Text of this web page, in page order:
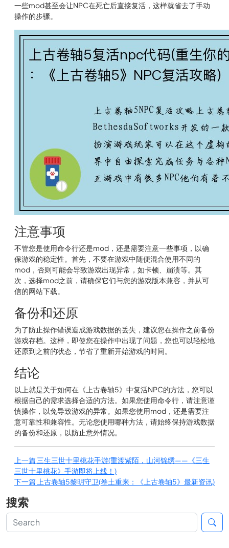
一些mod甚至会让NPC在死亡后直接复活，这样就省去了手动
操作的步骤。
注意事项
不管您是使用命令行还是mod，还是需要注意一些事项，以确
保游戏的稳定性。首先，不要在游戏中随便混合使用不同的
mod，否则可能会导致游戏出现异常，如卡顿、崩溃等。其
次，选择mod之前，请确保它们与您的游戏版本兼容，并从可
信的网站下载。
备份和还原
为了防止操作错误造成游戏数据的丢失，建议您在操作之前备份
游戏存档。这样，即使您在操作中出现了问题，您也可以轻松地
还原到之前的状态，节省了重新开始游戏的时间。
结论
以上就是关于如何在《上古卷轴5》中复活NPC的方法，您可以
根据自己的需求选择合适的方法。如果您使用命令行，请注意谨
慎操作，以免导致游戏的异常。如果您使用mod，还是需要注
意可靠性和兼容性。无论您使用哪种方法，请始终保持游戏数据
的备份和还原，以防止意外情况。
上一篇三生三世十里桃花手游(重渡紫陌，山河锦绣——《三生
三世十里桃花》手游即将上线！)
下一篇 上古卷轴5黎明守卫(卷土重来：《上古卷轴5》最新资讯)
搜索